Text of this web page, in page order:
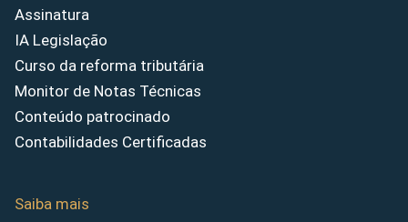
Assinatura
IA Legislação
Curso da reforma tributária
Monitor de Notas Técnicas
Conteúdo patrocinado
Contabilidades Certificadas
Saiba mais